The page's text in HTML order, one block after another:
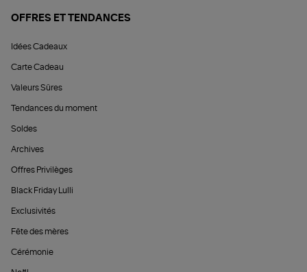
OFFRES ET TENDANCES
Idées Cadeaux
Carte Cadeau
Valeurs Sûres
Tendances du moment
Soldes
Archives
Offres Privilèges
Black Friday Lulli
Exclusivités
Fête des mères
Cérémonie